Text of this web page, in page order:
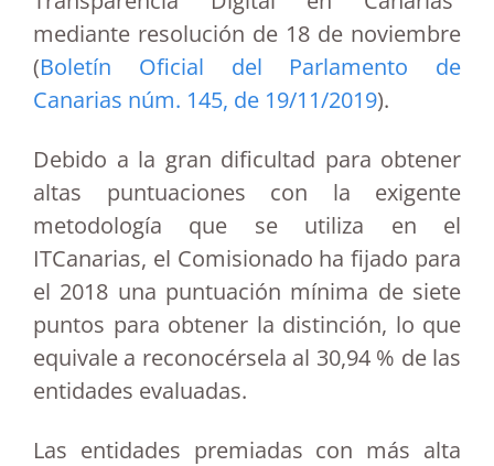
mediante resolución de 18 de noviembre
(Boletín Oficial del Parlamento de
Canarias núm. 145, de 19/11/2019).
Debido a la gran dificultad para obtener
altas puntuaciones con la exigente
metodología que se utiliza en el
ITCanarias, el Comisionado ha fijado para
el 2018 una puntuación mínima de siete
puntos para obtener la distinción, lo que
equivale a reconocérsela al 30,94 % de las
entidades evaluadas.
Las entidades premiadas con más alta